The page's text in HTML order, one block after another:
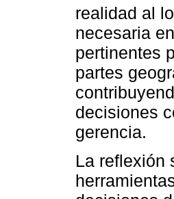
realidad al
necesaria
pertinentes
partes
decisiones
gerencia.
La reflexión